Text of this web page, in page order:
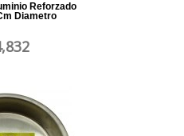
Reforzado
Diametro